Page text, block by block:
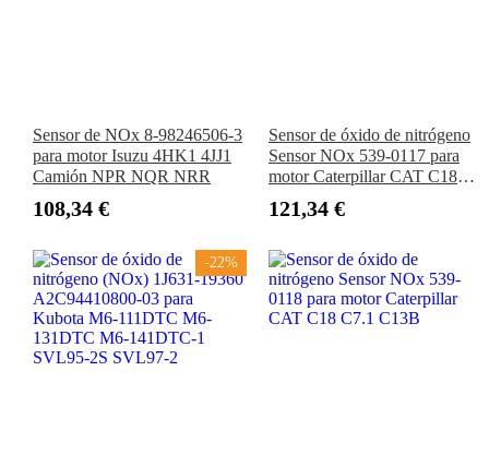
Sensor de NOx 8-98246506-3
para motor Isuzu 4HK1 4JJ1
Camión NPR NQR NRR
108,34 €
Sensor de óxido de nitrógeno
Sensor NOx 539-0117 para
motor Caterpillar CAT C18
121,34 €
-22%